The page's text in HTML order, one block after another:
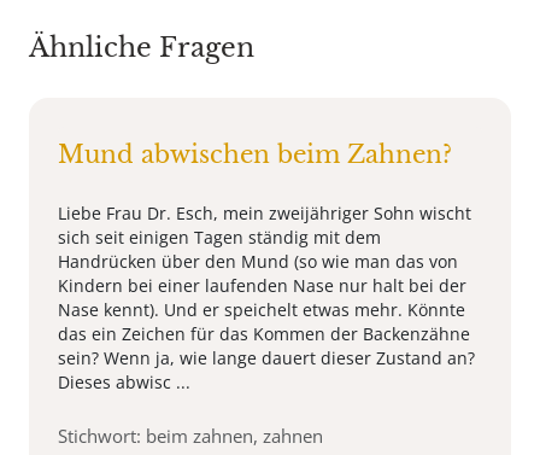
Ähnliche Fragen
Mund abwischen beim Zahnen?
Liebe Frau Dr. Esch, mein zweijähriger Sohn wischt
sich seit einigen Tagen ständig mit dem
Handrücken über den Mund (so wie man das von
Kindern bei einer laufenden Nase nur halt bei der
Nase kennt). Und er speichelt etwas mehr. Könnte
das ein Zeichen für das Kommen der Backenzähne
sein? Wenn ja, wie lange dauert dieser Zustand an?
Dieses abwisc ...
Stichwort: beim zahnen, zahnen